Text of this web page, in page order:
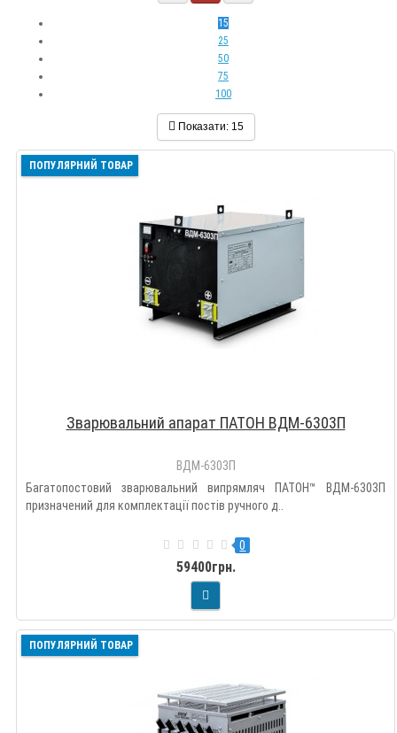
15
25
50
75
100
Показати: 15
ПОПУЛЯРНИЙ ТОВАР
Зварювальний апарат ПАТОН ВДМ-6303П
ВДМ-6303П
Багатопостовий зварювальний випрямляч ПАТОН™ ВДМ-6303П
призначений для комплектації постів ручного д..
0
59400грн.
ПОПУЛЯРНИЙ ТОВАР